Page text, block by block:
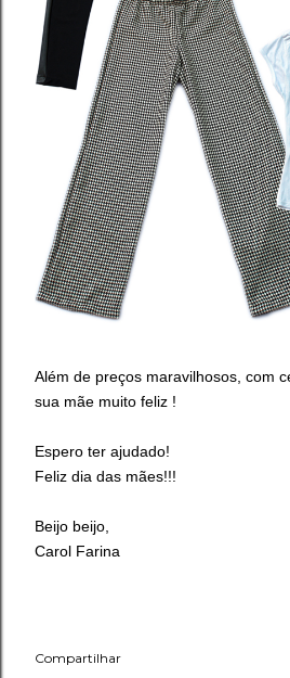
Além de preços maravilhosos, com
sua mãe muito feliz !
Espero ter ajudado!
Feliz dia das mães!!!
Beijo beijo,
Carol Farina
Compartilhar